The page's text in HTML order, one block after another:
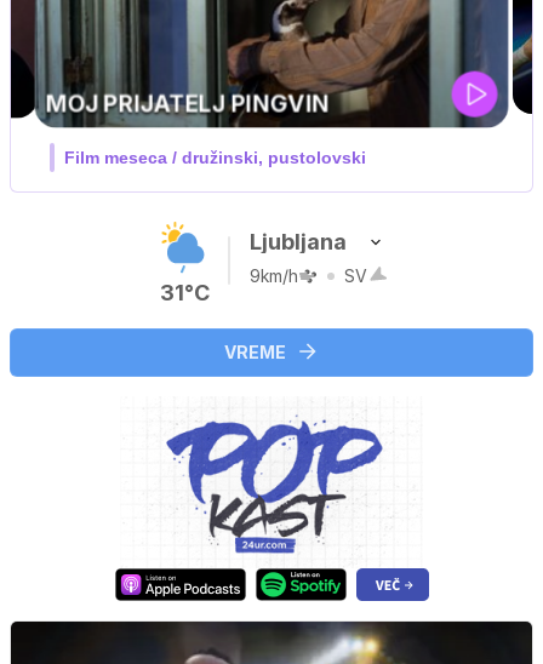
UEFA SUPERPOKAL
V živo na VOYO: sreda ob 20.30
31°C
Ljubljana
9km/h SV
VREME